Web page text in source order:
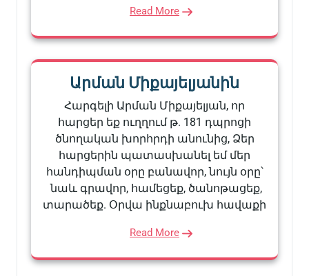
Read More
Արման Միքայելյանին
Հարգելի Արման Միքայելյան, որ
հարցեր եք ուղղում թ. 181 դպրոցի
ծնողական խորհրդի անունից, Ձեր
հարցերին պատասխանել եմ մեր
հանդիպման օրը բանավոր, նույն օրը՝
նաև գրավոր, համեցեք, ծանոթացեք,
տարածեք. Օրվա ինքնաբուխ հավաքի
Read More